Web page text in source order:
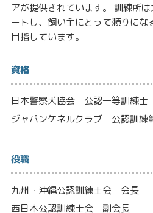
アが提供されています。 訓練所
ートし、飼い主にとって頼りにな
目指しています。
資格
日本警察犬協会 公認一等訓練士
ジャパンケネルクラブ 公認訓練
役職
九州・沖縄公認訓練士会 会長
西日本公認訓練士会 副会長